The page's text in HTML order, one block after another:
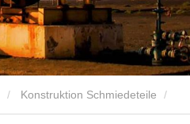
Konstruktion Schmiedeteile